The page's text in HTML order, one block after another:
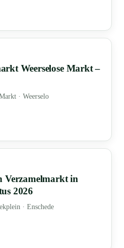
Weerselose Markt –
· Weerselo
Verzamelmarkt in
2026
· Enschede